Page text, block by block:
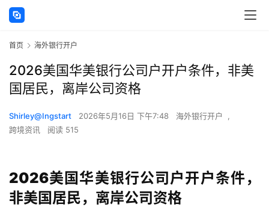
首页 海外银行开户
2026美国华美银行公司户开户条件，非美
国居民，离岸公司资格
Shirley@Ingstart 2026年5月16日 下午7:48 海外银行开户
,
跨境资讯
阅读 515
2026美国华美银行公司户开户条件，
非美国居民，离岸公司资格